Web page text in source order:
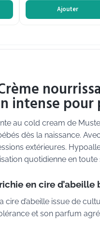
Ajouter
intense pour
au cold cream de
dès la naissance.
extérieures.
quotidienne en toute
en cire
cire d’abeille issue de
et son parfum